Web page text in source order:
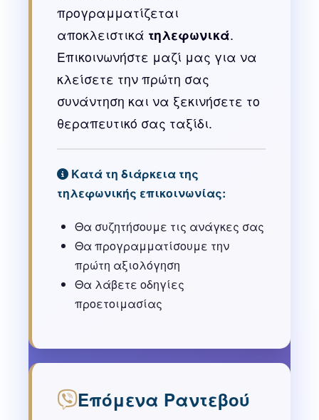
προγραμματίζεται
αποκλειστικά τηλεφωνικά.
Επικοινωνήστε μαζί μας για να
κλείσετε την πρώτη σας
συνάντηση και να ξεκινήσετε το
θεραπευτικό σας ταξίδι.
Κατά τη διάρκεια της
τηλεφωνικής επικοινωνίας:
Θα συζητήσουμε τις ανάγκες σας
Θα προγραμματίσουμε την
πρώτη αξιολόγηση
Θα λάβετε οδηγίες
προετοιμασίας
Επόμενα Ραντεβού